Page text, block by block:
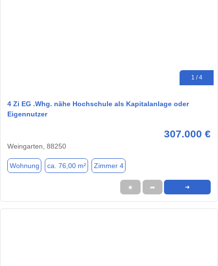
1 / 4
4 Zi EG .Whg. nähe Hochschule als Kapitalanlage oder
Eigennutzer
307.000 €
Weingarten, 88250
Wohnung ca. 76,00 m² Zimmer 4
★ ➦ ➜